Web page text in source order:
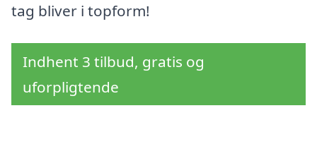
tag bliver i topform!
Indhent 3 tilbud, gratis og
uforpligtende